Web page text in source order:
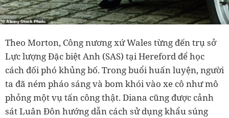
Theo Morton, Công nương xứ Wales từng đến trụ sở
Lực lượng Đặc biệt Anh (SAS) tại Hereford để học
cách đối phó khủng bố. Trong buổi huấn luyện, người
ta đã ném pháo sáng và bom khói vào xe cô như mô
phỏng một vụ tấn công thật. Diana cũng được cảnh
sát Luân Đôn hướng dẫn cách sử dụng khẩu súng